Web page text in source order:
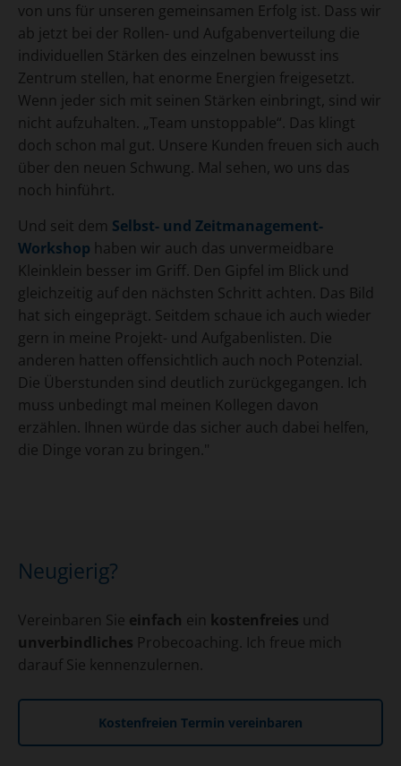
von uns für unseren gemeinsamen Erfolg ist. Dass wir
ab jetzt bei der Rollen- und Aufgabenverteilung die
individuellen Stärken des einzelnen bewusst ins
Zentrum stellen, hat enorme Energien freigesetzt.
Wenn jeder sich mit seinen Stärken einbringt, sind wir
nicht aufzuhalten. „Team unstoppable“. Das klingt
doch schon mal gut. Unsere Kunden freuen sich auch
über den neuen Schwung. Mal sehen, wo uns das
noch hinführt.
Und seit dem Selbst- und Zeitmanagement-
Workshop haben wir auch das unvermeidbare
Kleinklein besser im Griff. Den Gipfel im Blick und
gleichzeitig auf den nächsten Schritt achten. Das Bild
hat sich eingeprägt. Seitdem schaue ich auch wieder
gern in meine Projekt- und Aufgabenlisten. Die
anderen hatten offensichtlich auch noch Potenzial.
Die Überstunden sind deutlich zurückgegangen. Ich
muss unbedingt mal meinen Kollegen davon
erzählen. Ihnen würde das sicher auch dabei helfen,
die Dinge voran zu bringen."
Neugierig?
Vereinbaren Sie einfach ein kostenfreies und
unverbindliches Probecoaching. Ich freue mich
darauf Sie kennenzulernen.
Kostenfreien Termin vereinbaren